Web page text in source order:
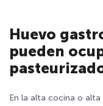
Huevo
pueden
En la alta cocina o